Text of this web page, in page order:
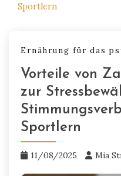
Sportlern
Ernährung für das
Vorteile von
zur
Sportlern
11/08/2025 Mia